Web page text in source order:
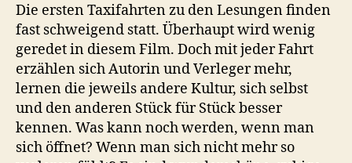
Die ersten Taxifahrten zu den Lesungen finden
fast schweigend statt. Überhaupt wird wenig
geredet in diesem Film. Doch mit jeder Fahrt
erzählen sich Autorin und Verleger mehr,
lernen die jeweils andere Kultur, sich selbst
und den anderen Stück für Stück besser
kennen. Was kann noch werden, wenn man
sich öffnet? Wenn man sich nicht mehr so